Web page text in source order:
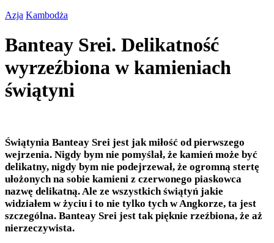
Azja Kambodża
Banteay Srei. Delikatność
wyrzeźbiona w kamieniach
świątyni
Świątynia Banteay Srei jest jak miłość od pierwszego
wejrzenia. Nigdy bym nie pomyślał, że kamień może być
delikatny, nigdy bym nie podejrzewał, że ogromną stertę
ułożonych na sobie kamieni z czerwonego piaskowca
nazwę delikatną. Ale ze wszystkich świątyń jakie
widziałem w życiu i to nie tylko tych w Angkorze, ta jest
szczególna. Banteay Srei jest tak pięknie rzeźbiona, że aż
nierzeczywista.